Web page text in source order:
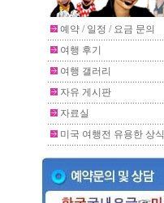
예약 / 일정 / 요금 문의
여행 후기
여행 갤러리
자유 게시판
자료실
미국 여행전 유용한 상식